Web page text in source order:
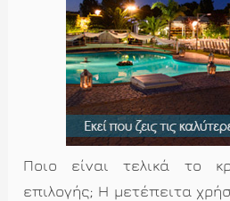
Ποιο είναι τελικά το
επιλογής; Η μετέπειτα